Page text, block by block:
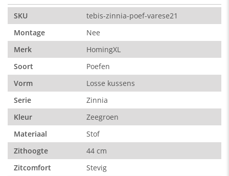
De kleur op de foto kan per computerscherm afwijken van de
werkelijkheid. Zeker weten dat dit de kleur is die je zoekt?
Vraag dan een stukje van de stof op via de knop "kleurstaal
aanvragen".
De stof:
Varese is een stevige, dicht geweven meubelstof die een iets
gemêleerde kleurschakering heeft. De stof voelt zacht en een
beetje vervilt aan. Op dit eigentijdse bankje komt de stof
prima tot zijn recht.
Samenstelling:
100% polyester.
Dit product valt onder de categoriepoefen. Bij ons profiteer je
altijd van de laagste prijsgarantie op al onze
SKU
tebis-zinnia-poef-varese21
Montage
Nee
Merk
HomingXL
Soort
Poefen
Vorm
Losse kussens
Serie
Zinnia
Kleur
Zeegroen
Materiaal
Stof
Zithoogte
44 cm
Zitcomfort
Stevig